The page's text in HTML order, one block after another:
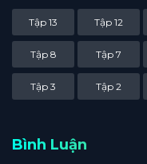
Tập 13 Tập 12
Tập 8 Tập 7
Tập 3 Tập 2
Bình Luận